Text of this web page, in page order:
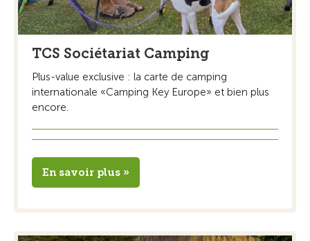
TCS Sociétariat Camping
Plus-value exclusive : la carte de camping
internationale «Camping Key Europe» et bien plus
encore.
En savoir plus »